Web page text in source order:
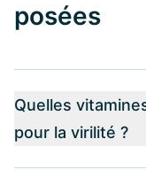
posées
Quelles
pour la virilité ?